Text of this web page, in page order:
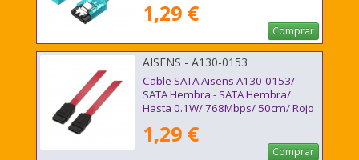
1,29 €
Comprar
AISENS - A130-0153
Cable SATA Aisens A130-0153/
SATA Hembra - SATA Hembra/
Hasta 0.1W/ 768Mbps/ 50cm/ Rojo
1,29 €
Comprar